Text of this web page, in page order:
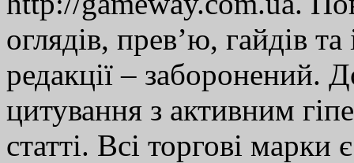
оглядів, прев’ю, гайдів
редакції – заборонений.
цитування з активним
статті. Всі торгові марки